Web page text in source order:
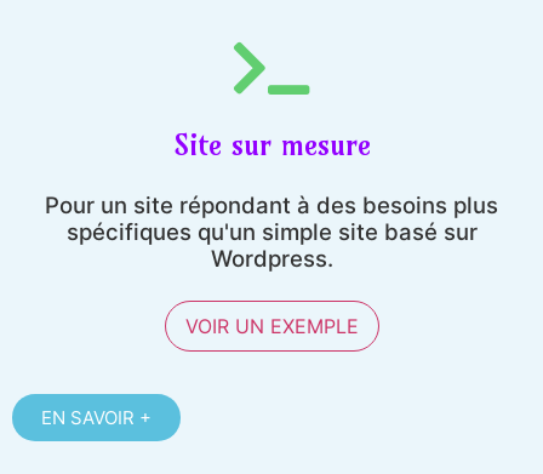
Site sur mesure
Pour un site répondant à des besoins plus
spécifiques qu'un simple site basé sur
Wordpress.
VOIR UN EXEMPLE
EN SAVOIR +